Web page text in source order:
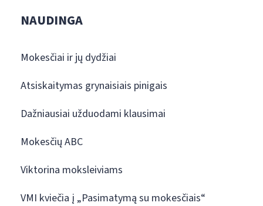
NAUDINGA
Mokesčiai ir jų dydžiai
Atsiskaitymas grynaisiais pinigais
Dažniausiai užduodami klausimai
Mokesčių ABC
Viktorina moksleiviams
VMI kviečia į „Pasimatymą su mokesčiais“